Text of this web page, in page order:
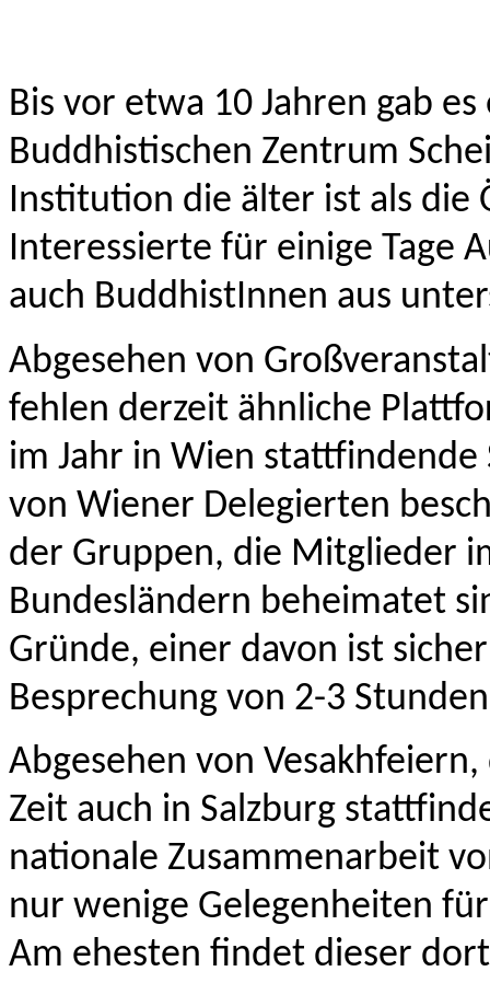
Bis vor etwa 10 Jahren gab
Buddhistischen Zentrum
Institution die älter ist als die
Interessierte für einige Tage
auch BuddhistInnen aus
Abgesehen von
fehlen derzeit ähnliche
im Jahr in Wien
von Wiener Delegierten
der Gruppen, die Mitglieder
Bundesländern beheimatet
Gründe, einer davon ist
Besprechung von 2-3
Abgesehen von
Zeit auch in Salzburg
nationale Zusammenarbeit
nur wenige Gelegenheiten
Am ehesten findet dieser